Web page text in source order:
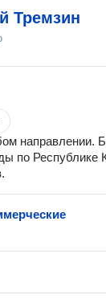
Тремзин
направлении.
по Республике